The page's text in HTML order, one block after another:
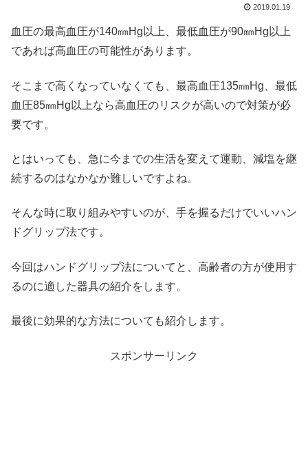
2019.01.19
血圧の最高血圧が140㎜Hg以上、最低血圧が90㎜Hg以上
であれば高血圧の可能性があります。
そこまで高くなっていなくても、最高血圧135㎜Hg、最低
血圧85㎜Hg以上なら高血圧のリスクが高いので対策が必
要です。
とはいっても、急に今までの生活を変えて運動、減塩を継
続するのはなかなか難しいですよね。
そんな時に取り組みやすいのが、手を握るだけでいいハン
ドグリップ法です。
今回はハンドグリップ法についてと、高齢者の方が使用す
るのに適した器具の紹介をします。
最後に効果的な方法についても紹介します。
スポンサーリンク